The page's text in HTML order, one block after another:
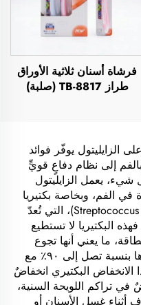
فرشاة أسنان ثلاثية الأوراق
طراز TB-8817 (صلبة)
الزايليتول يوفّر فوائد
إلى نظام دفاعٍ قويٍّ
يعمل الزايليتول
في الفم، وبخاصة بكتيريا
المكورات العقدية الطافرة (Streptococcus mutans)، التي تُعدّ
البكتيريا لا تستطيع
ما يعني أنها تجوع
وتتلاشى تدريجيًّا، مما يقلّل من عددها بنسبة تصل إلى ٩٠٪ مع
الانخفاض البكتيري انخفاضٌ
تراكم اللويحة السنية،
أثناء غسل الأسنان أو